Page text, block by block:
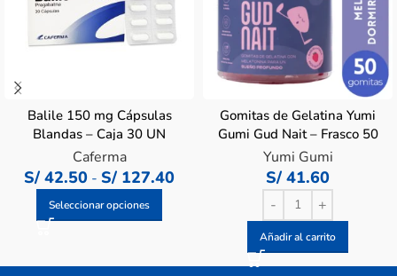
Balile 150 mg Cápsulas
Blandas – Caja 30 UN
Caferma
S/ 42.50 - S/ 127.40
Seleccionar opciones
Gomitas de Gelatina Yumi
Gumi Gud Nait – Frasco 50
UN
Yumi Gumi
S/ 41.60
Añadir al carrito